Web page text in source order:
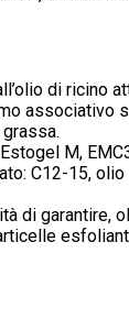
di
associativo
M,
C12-15,
di garantire,